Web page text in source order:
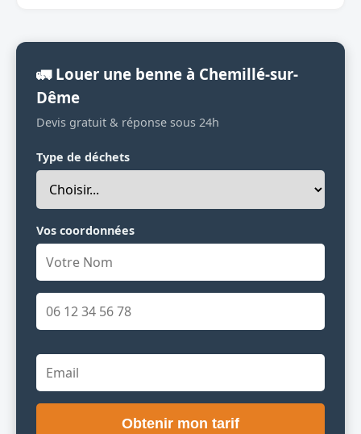
🚛 Louer une benne à Chemillé-sur-
Dême
Devis gratuit & réponse sous 24h
Type de déchets
Vos coordonnées
Obtenir mon tarif